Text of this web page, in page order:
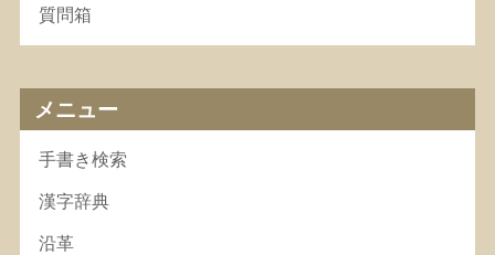
質問箱
メニュー
手書き検索
漢字辞典
沿革